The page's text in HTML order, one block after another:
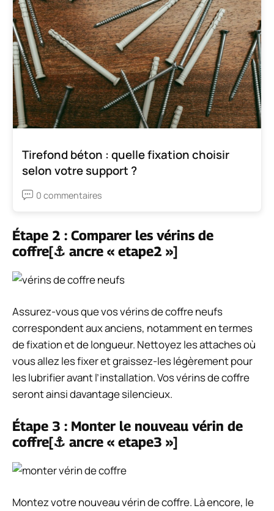
Tirefond béton : quelle fixation choisir
selon votre support ?
0 commentaires
Étape 2 : Comparer les vérins de
coffre[⚓ ancre « etape2 »]
Assurez-vous que vos vérins de coffre neufs
correspondent aux anciens, notamment en termes
de fixation et de longueur. Nettoyez les attaches où
vous allez les fixer et graissez-les légèrement pour
les lubrifier avant l’installation. Vos vérins de coffre
seront ainsi davantage silencieux.
Étape 3 : Monter le nouveau vérin de
coffre[⚓ ancre « etape3 »]
Montez votre nouveau vérin de coffre. Là encore, le